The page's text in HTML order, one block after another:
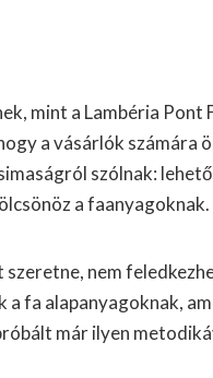
mint a Lambéria Pont
a vásárlók számára
szólnak:
a faanyagoknak.
nem
fa alapanyagoknak,
már ilyen